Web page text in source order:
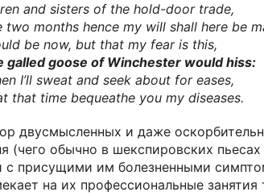
and sisters of the hold-door trade,
two months hence my will shall here be
be now, but that my fear is this,
galled goose of Winchester would hiss:
I’ll sweat and seek about for eases,
that time bequeathe you my diseases.
двусмысленных и даже
(чего обычно в шекспировских
с присущими им болезненными
на их профессиональные